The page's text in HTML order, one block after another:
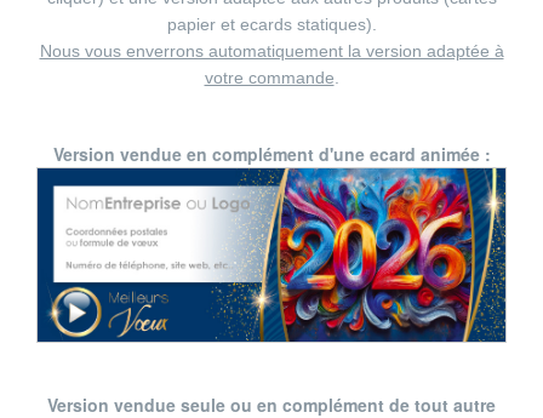
papier et ecards statiques).
Nous vous enverrons automatiquement la version adaptée à
votre commande
Version vendue en complément d'une ecard animée :
Version vendue seule ou en complément de tout autre